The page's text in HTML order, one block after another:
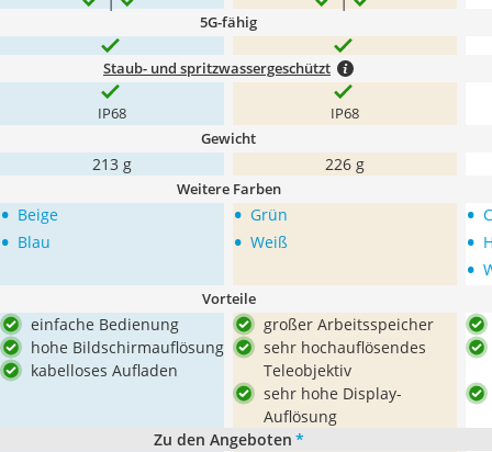
5G-fähig
Staub- und spritzwassergeschützt
IP68 IP68
Gewicht
213 g 226 g
Weitere Farben
• Beige
• Blau
• Grün
• Weiß
•
•
•
Vorteile
einfache Bedienung
hohe Bildschirmauflösung
kabelloses Aufladen
großer Arbeitsspeicher
sehr hochauflösendes
Teleobjektiv
sehr hohe Display-
Auflösung
Zu den Angeboten *